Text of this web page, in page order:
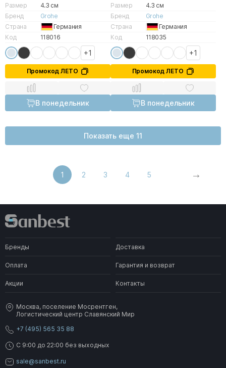
Размер
4.3 см
Бренд
Grohe
Страна
Германия
Код
118016
+1
Промокод ЛЕТО
В понедельник
Размер
4.3 см
Бренд
Grohe
Страна
Германия
Код
118035
+1
Промокод ЛЕТО
В понедельник
Показать еще 11
1 2 3 4 5
Бренды Доставка
Оплата Гарантия и возврат
Акции Контакты
Москва, поселение Мосрентген,
Логистический центр Славянский Мир
+7 (495) 565 35 88
C 9:00 до 22:00 без выходных
sale@sanbest.ru